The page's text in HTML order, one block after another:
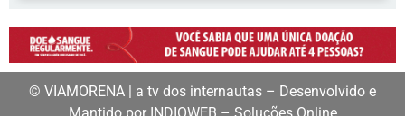
© VIAMORENA | a tv dos internautas – Desenvolvido e